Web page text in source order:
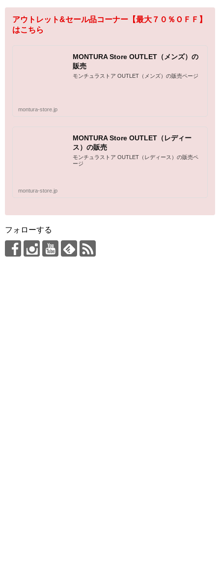
アウトレット&セール品コーナー【最大７０％ＯＦＦ】
はこちら
MONTURA Store OUTLET（メンズ）の
販売
モンチュラストア OUTLET（メンズ）の販売ページ
montura-store.jp
MONTURA Store OUTLET（レディー
ス）の販売
モンチュラストア OUTLET（レディース）の販売ペ
ージ
montura-store.jp
フォローする